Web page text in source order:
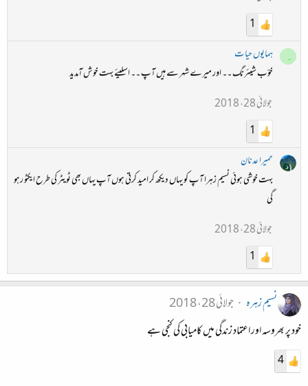
1
ہمایوں حیات
خؤب شیئرنگ ۔۔ اور میرے شہر سے ہیں آپ ۔۔ اسلیئے بہت خوش آمدید
جولائی 28، 2018
1
حمیرا عدنان
بہت خوشی ہوئی نسیم زہرا آپ کو یہاں دیکھ کر امید کرتی ہوں آپ یہاں بھی ٹویٹر کی طرح ایکٹو رہو
گی
جولائی 28، 2018
1
نسیم زہرہ
جولائی 28، 2018
خود پر بھروسہ اور اعتماد زندگی میں کامیابی کی کنجی ہے
4